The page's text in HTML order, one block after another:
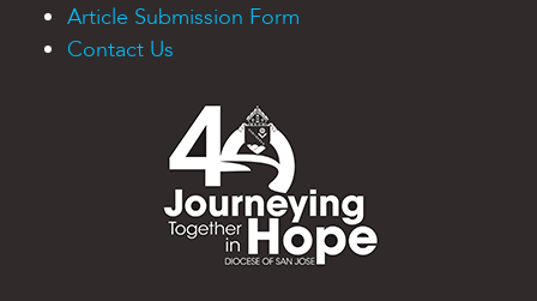
Article Submission Form
Contact Us